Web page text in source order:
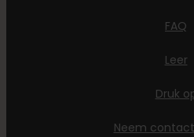
FAQ
Leer
Druk
Neem